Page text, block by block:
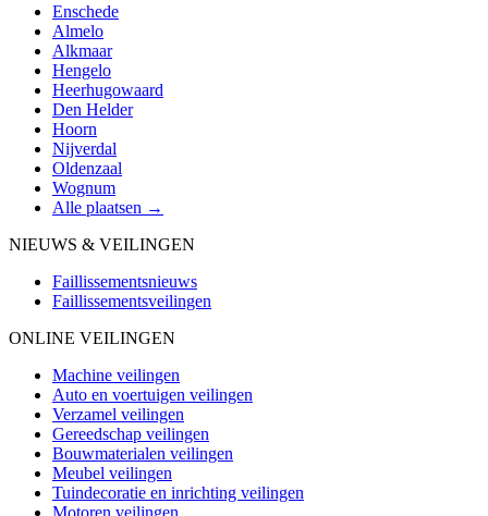
Enschede
Almelo
Alkmaar
Hengelo
Heerhugowaard
Den Helder
Hoorn
Nijverdal
Oldenzaal
Wognum
Alle plaatsen →
NIEUWS & VEILINGEN
Faillissementsnieuws
Faillissementsveilingen
ONLINE VEILINGEN
Machine veilingen
Auto en voertuigen veilingen
Verzamel veilingen
Gereedschap veilingen
Bouwmaterialen veilingen
Meubel veilingen
Tuindecoratie en inrichting veilingen
Motoren veilingen